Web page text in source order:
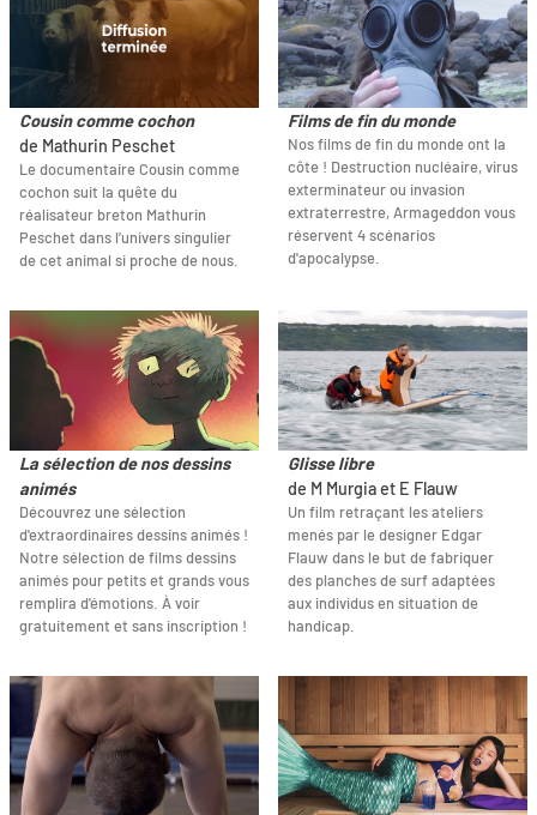
Cousin comme cochon
de Mathurin Peschet
Le documentaire Cousin comme
cochon suit la quête du
réalisateur breton Mathurin
Peschet dans l’univers singulier
de cet animal si proche de nous.
Films de fin du monde
Nos films de fin du monde ont la
côte ! Destruction nucléaire, virus
exterminateur ou invasion
extraterrestre, Armageddon vous
réservent 4 scénarios
d'apocalypse.
La sélection de nos dessins
animés
Découvrez une sélection
d'extraordinaires dessins animés !
Notre sélection de films dessins
animés pour petits et grands vous
remplira d'émotions. À voir
gratuitement et sans inscription !
Glisse libre
de M Murgia et E Flauw
Un film retraçant les ateliers
menés par le designer Edgar
Flauw dans le but de fabriquer
des planches de surf adaptées
aux individus en situation de
handicap.